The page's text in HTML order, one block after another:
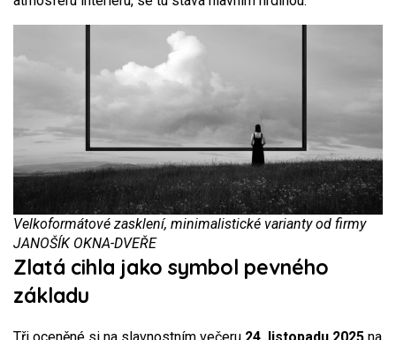
Velkoformátové zasklení, minimalistické varianty od firmy
JANOŠÍK OKNA-DVEŘE
Zlatá cihla jako symbol pevného
základu